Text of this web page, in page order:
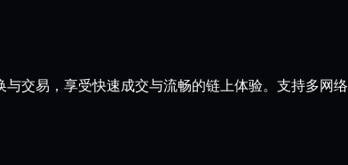
与交易，享受快速成交与流畅的链上体验。支持多网